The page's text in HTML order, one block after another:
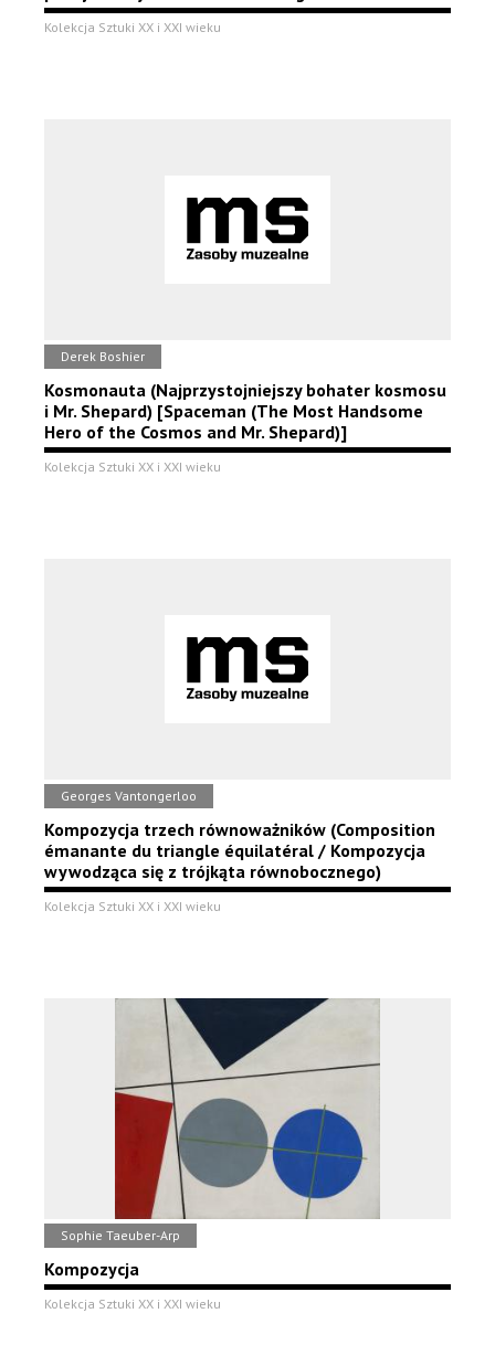
Kolekcja Sztuki XX i XXI wieku
Derek Boshier
Kosmonauta (Najprzystojniejszy bohater kosmosu
i Mr. Shepard) [Spaceman (The Most Handsome
Hero of the Cosmos and Mr. Shepard)]
Kolekcja Sztuki XX i XXI wieku
Georges Vantongerloo
Kompozycja trzech równoważników (Composition
émanante du triangle équilatéral / Kompozycja
wywodząca się z trójkąta równobocznego)
Kolekcja Sztuki XX i XXI wieku
Sophie Taeuber-Arp
Kompozycja
Kolekcja Sztuki XX i XXI wieku